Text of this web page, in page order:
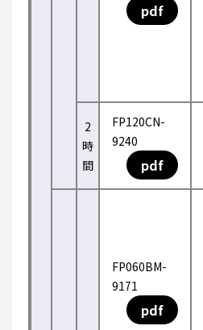
pdf
2
時
間
FP120CN-
9240
pdf
FP060BM-
9171
pdf